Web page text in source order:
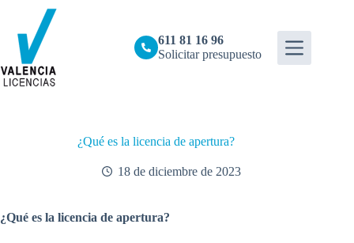
contenido
611 81 16 96
Solicitar presupuesto
¿Qué es la licencia de apertura?
18 de diciembre de 2023
¿Qué es la licencia de apertura?